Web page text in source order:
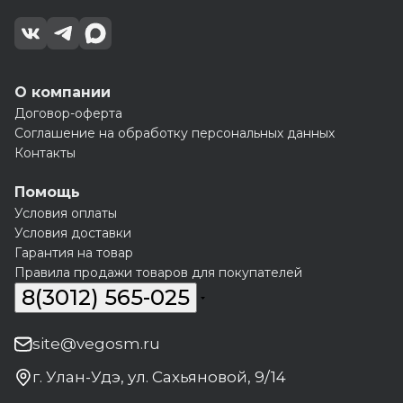
О компании
Договор-оферта
Соглашение на обработку персональных данных
Контакты
Помощь
Условия оплаты
Условия доставки
Гарантия на товар
Правила продажи товаров для покупателей
8(3012) 565-025
site@vegosm.ru
г. Улан-Удэ, ул. Сахьяновой, 9/14